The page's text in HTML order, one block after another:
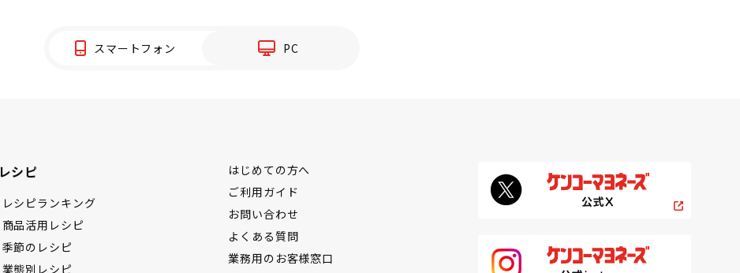
スマートフォン PC
レシピ
レシピランキング
商品活用レシピ
季節のレシピ
業態別レシピ
はじめての方へ
ご利用ガイド
お問い合わせ
よくある質問
業務用のお客様窓口